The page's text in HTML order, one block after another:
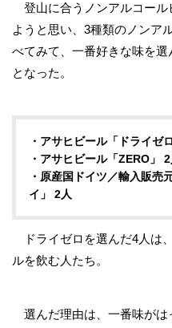
登山に合うノンアルコール
ようと思い、3種類のノンア
べてみて、一番好きな味を
となった。
・アサヒビール「ドライゼ
・アサヒビール「ZERO」 2
・原産国ドイツ／輸入販売
イ」 2人
ドライゼロを選んだ4人は
ルを飲む人たち。
選んだ理由は、一番味がは